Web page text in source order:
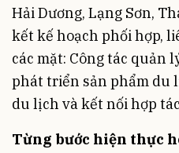
Hải Dương, Lạng Sơn,
kết kế hoạch phối hợp,
các mặt: Công tác quản
phát triển sản phẩm du
du lịch và kết nối hợp
Từng bước hiện thực